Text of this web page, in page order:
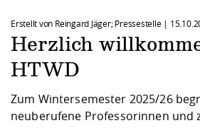
Kontakt und Anfahrt
Qualitätssicherung
Erstellt von Reingard Jäger; Pressestelle |
Herzlich
HTWD
Zum Wintersemester 2025/26
neuberufene Professorinnen und